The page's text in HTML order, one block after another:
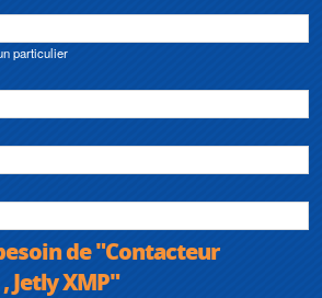
particulier
de "Contacteur
Jetly XMP"